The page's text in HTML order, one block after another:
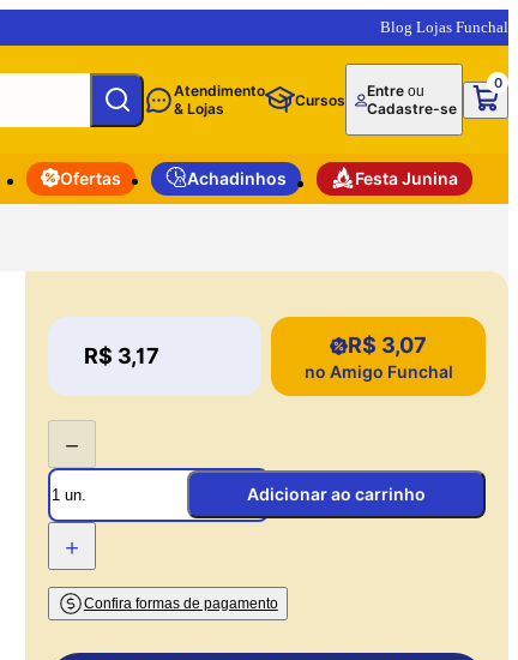
Blog Lojas Funchal
Atendimento
& Lojas
Cursos Entreou
Cadastre-se
0
Ofertas Achadinhos Festa Junina
Price:
R$ 3,17 Price:
R$ 3,07
no Amigo Funchal
−
+
Adicionar ao carrinho
Confira formas de pagamento